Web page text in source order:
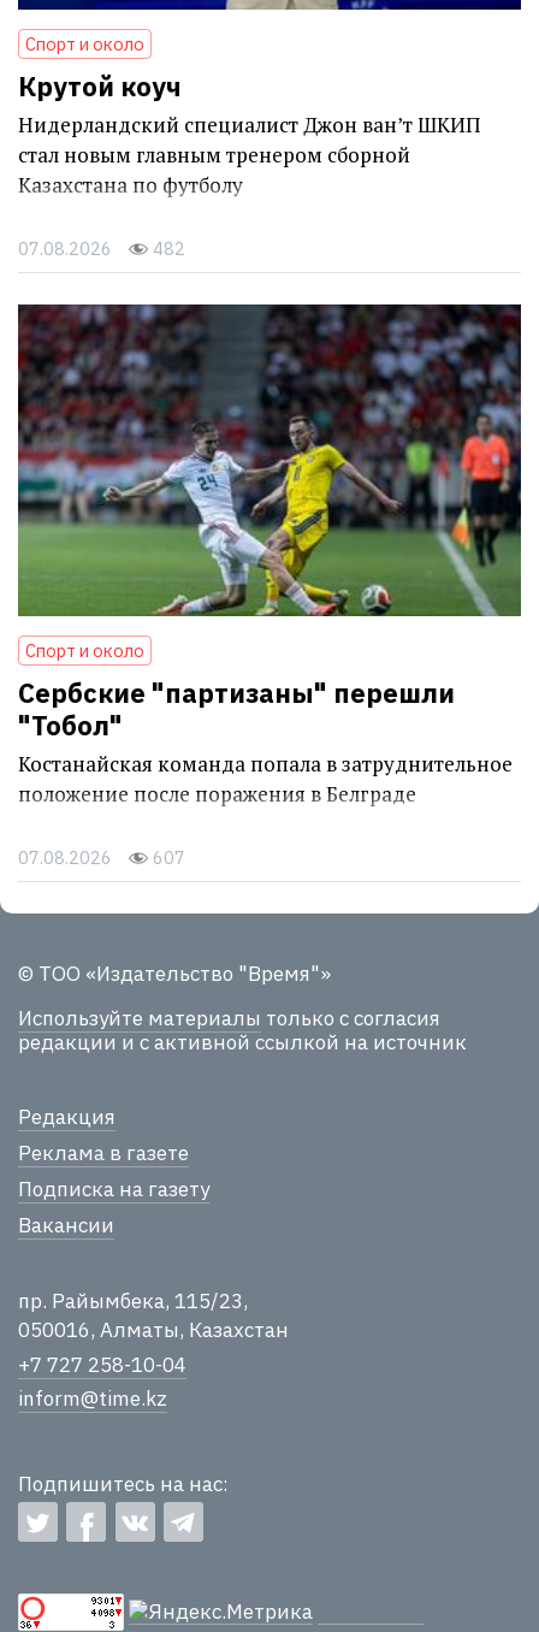
Спорт и около
Крутой коуч
Нидерландский специалист Джон ван’т ШКИП
стал новым главным тренером сборной
Казахстана по футболу
07.08.2026 482
Спорт и около
Сербские "партизаны" перешли
"Тобол"
Костанайская команда попала в затруднительное
положение после поражения в Белграде
07.08.2026 607
© ТОО «Издательство "Время"»
Используйте материалы только с согласия
редакции и с активной ссылкой на источник
Редакция
Реклама в газете
Подписка на газету
Вакансии
пр. Райымбека, 115/23,
050016, Алматы, Казахстан
+7 727 258-10-04
inform@time.kz
Подпишитесь на нас: